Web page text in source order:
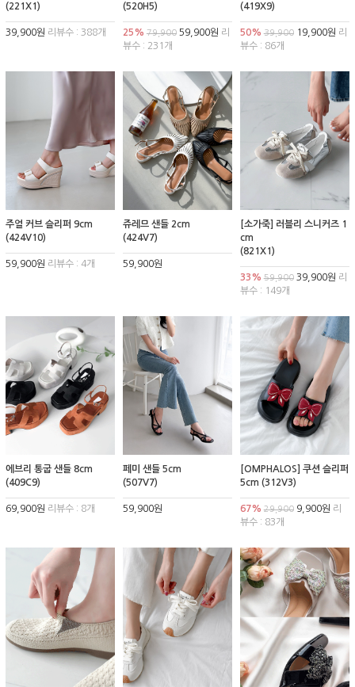
(221X1)
39,900원 리뷰수 : 388개
(520H5)
25% 79,90059,900원 리
뷰수 : 231개
(419X9)
50% 39,90019,900원 리
뷰수 : 86개
주얼 커브 슬리퍼 9cm
(424V10)
59,900원 리뷰수 : 4개
쥬레므 샌들 2cm
(424V7)
59,900원
[소가죽] 러블리 스니커즈 1
cm
(821X1)
33% 59,90039,900원 리
뷰수 : 149개
에브리 통굽 샌들 8cm
(409C9)
69,900원 리뷰수 : 8개
페미 샌들 5cm
(507V7)
59,900원
[OMPHALOS] 쿠션 슬리퍼
5cm (312V3)
67% 29,9009,900원 리
뷰수 : 83개